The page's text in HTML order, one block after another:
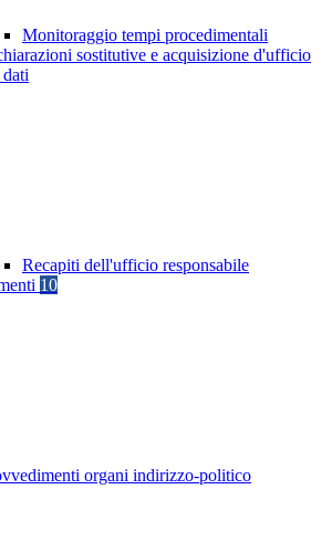
Monitoraggio tempi procedimentali
sostitutive e acquisizione d'ufficio
Recapiti dell'ufficio responsabile
10
organi indirizzo-politico